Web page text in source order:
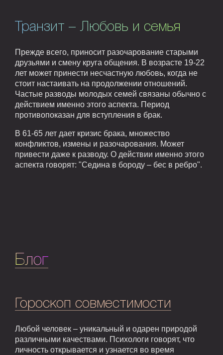
Транзит – Любовь и семья
Прежде всего, приносит разочарование старыми
друзьями и смену круга общения. В возрасте 19-22
лет может принести несчастную любовь, когда не
стоит настаивать на продолжении отношений.
Частые разводы молодых семей связаны обычно с
действием именно этого аспекта. Период
противопоказан для вступления в брак.
В 61-65 лет дает кризис брака, множество
конфликтов, измены и разочарования. Может
привести даже к разводу. О действии именно этого
аспекта говорят: "Седина в бороду – бес в ребро".
Блог
Гороскоп совместимости
Любой человек – уникальный и одарен природой
различными качествами. Психологи говорят, что
личность открывается и узнается во время